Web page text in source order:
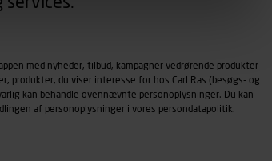
om dit foretrukne sprog, og den
dette formål behandles der
færden på siderne, tidspunkt, hvad der
om enhedstype (computer,
med nyheder, tilbud, kampagner vedrørende produkter
produkter, du viser interesse for hos Carl Ras (besøgs- og
kan behandle ovennævnte personoplysninger. Du kan
af personoplysninger i vores persondatapolitik.